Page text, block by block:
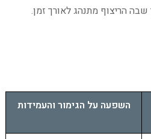
הריצוף מתנהג לאורך זמן.
השפעה על הגימור והעמידות